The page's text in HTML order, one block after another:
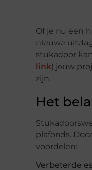
Of je nu een
nieuwe
stukadoor
link) jouw
zijn.
Het
plafonds.
voordelen:
Verbeterde